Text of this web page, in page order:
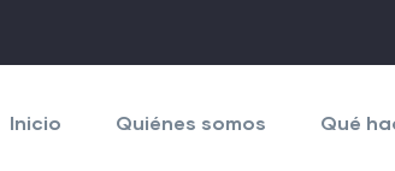
principal
Inicio Quiénes somos Qué